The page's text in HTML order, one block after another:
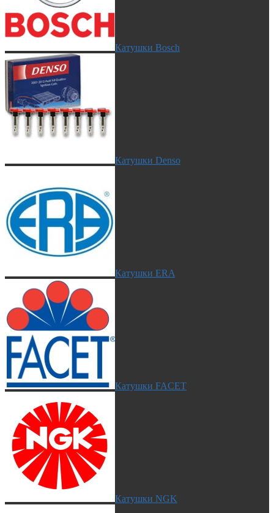
Катушки Bosch
Катушки Denso
Катушки ERA
Катушки FACET
Катушки NGK